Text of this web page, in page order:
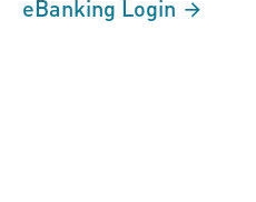
eBanking Login